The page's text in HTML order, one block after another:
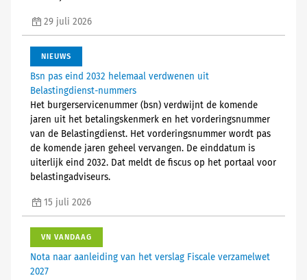
29 juli 2026
NIEUWS
Bsn pas eind 2032 helemaal verdwenen uit
Belastingdienst-nummers
Het burgerservicenummer (bsn) verdwijnt de komende
jaren uit het betalingskenmerk en het vorderingsnummer
van de Belastingdienst. Het vorderingsnummer wordt pas
de komende jaren geheel vervangen. De einddatum is
uiterlijk eind 2032. Dat meldt de fiscus op het portaal voor
belastingadviseurs.
15 juli 2026
VN VANDAAG
Nota naar aanleiding van het verslag Fiscale verzamelwet
2027